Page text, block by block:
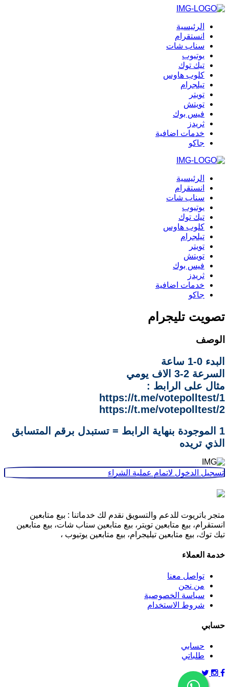
الرئيسية
انستقرام
سناب شات
يوتيوب
تيك توك
كلوب هاوس
تيلجرام
تويتر
تويتش
فيس بوك
ثريدز
خدمات اضافية
جاكو
الرئيسية
انستقرام
سناب شات
يوتيوب
تيك توك
كلوب هاوس
تيلجرام
تويتر
تويتش
فيس بوك
ثريدز
خدمات اضافية
جاكو
تصويت تليجرام
الوصف
البدء 0-1 ساعة
السرعة 2-3 الاف يومي
مثال على الرابط :
https://t.me/votepolltest/1
https://t.me/votepolltest/2
1 الموجودة بنهاية الرابط = تستبدل برقم المتسابق
الذي تريده
تسجيل الدخول لاتمام عملية الشراء
متجر باتريوت للدعم والتسويق نقدم لك خدماتنا : بيع متابعين
انستقرام، بيع متابعين تويتر، بيع متابعين سناب شات، بيع متابعين
تيك توك، بيع متابعين تيليجرام، بيع متابعين يوتيوب ،
خدمة العملاء
تواصل معنا
من نحن
سياسة الخصوصية
شروط الاستخدام
حسابي
حسابي
طلباتي